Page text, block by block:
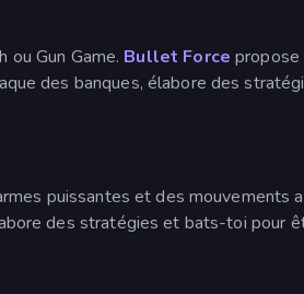
Gun Game. Bullet Force
des banques, élabore des
puissantes et des mouvements
des stratégies et bats-toi pour